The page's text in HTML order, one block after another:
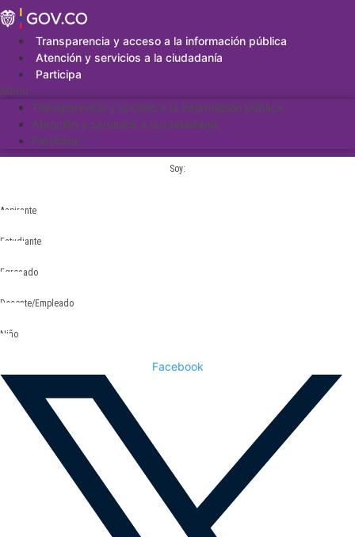
Saltar
al
contenidoTransparencia y acceso a la información pública
Atención y servicios a la ciudadanía
Participa
Menu
Transparencia y acceso a la información pública
Atención y servicios a la ciudadanía
Participa
Soy:
Aspirante
Estudiante
Egresado
Docente/Empleado
Niño
Facebook